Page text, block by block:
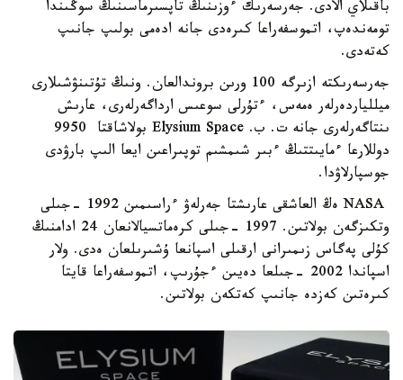
باقىلاي الادى. جەرسەرىك ءوزىنىڭ تاپسىرماسىنىڭ سوڭىندا
تومەندەپ، اتموسفەراعا كىرەدى جانە ادەمى بولىپ جانىپ
كەتەدى.
جەرسەرىكتە ازىرگە 100 ورىن بروندالعان. ونىڭ تۇتىنۋشىلارى
ميللياردەرلەر ەمەس، ءتۇرلى سوعىس ارداگەرلەرى، عارىش
ىنتاگەرلەرى جانە ت. ب. Elysium Space بولاشاقتا 9950
دوللارعا ءمايىتتىڭ ءبىر شىمشىم توپىراعىن ايعا الىپ بارۋدى
جوسپارلاۋدا.
NASA ەڭ العاشقى عارىشتا جەرلەۋ ءراسىمىن 1992 -جىلى
وتكىزگەن بولاتىن. 1997 -جىلى كرەماتسيالانعان 24 ادامنىڭ
كۇلى پەگاس زىمىرانى ارقىلى اسپانعا ۇشىرىلعان ەدى. ولار
اسپاندا 2002 -جىلعا دەيىن ءجۇرىپ، اتموسفەراعا قايتا
كىرەتىن كەزدە جانىپ كەتكەن بولاتىن.